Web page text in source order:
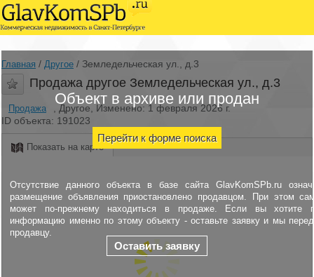
Объект в архиве или продан
Перейти к форме поиска
Отсутствие данного объекта в базе сайта GlavKomSPb.ru
размещение объявления приостановлено продавцом. При этом
может по-прежнему находиться в продаже. Если вы хотите
информацию именно по этому объекту - оставьте заявку и мы
продавцу.
Оставить заявку
Главная / Другое / Земледельческая ул., д.3
Продажа другое Земледельческая ул., д.3
Продажа
, Другое, Изменено: 1 февраля 2026 г.
ID объекта: 191023
Показать на карте